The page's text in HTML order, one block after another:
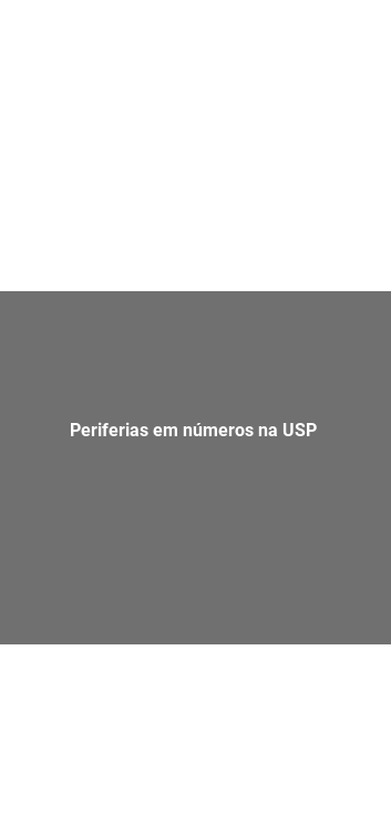
Periferias em números na USP